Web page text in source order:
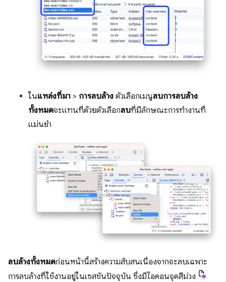
ในแหล่งที่มา > การลบล้าง ตัวเลือกเมนูลบการลบล้าง
ทั้งหมดจะแทนที่ด้วยตัวเลือกลบที่มีลักษณะการทำงานที่
แม่นยำ
ลบล้างทั้งหมดก่อนหน้านี้สร้างความสับสนเนื่องจากจะลบเฉพาะ
การลบล้างที่ใช้งานอยู่ในเซสชันปัจจุบัน ซึ่งมีไอคอนจุดสีม่วง